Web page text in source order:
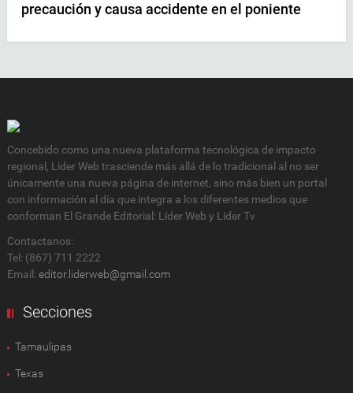
precaución y causa accidente en el poniente
Concebido como una nueva plataforma tecnológica de impacto
regional, Lider Web trasciende más allá de lo tradicional al no ser
únicamente una nueva página de internet, sino más bien un portal
con información al día que integra a los diferentes medios que
conforman El Grande Editorial: Líder Web y Líder Tv
Contactanos:
Tel: (867) 711 2222
Email: editor.liderweb@gmail.com
Secciones
Tamaulipas
Texas